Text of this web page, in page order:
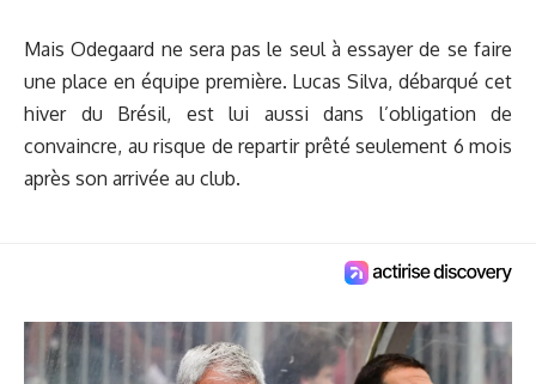
Mais Odegaard ne sera pas le seul à essayer de se faire
une place en équipe première. Lucas Silva, débarqué cet
hiver du Brésil, est lui aussi dans l’obligation de
convaincre, au risque de repartir prêté seulement 6 mois
après son arrivée au club.